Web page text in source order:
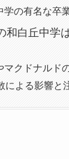
学の有名な卒
和白丘中学
マクドナルド
による影響と